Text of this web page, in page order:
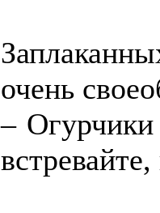
очень
–